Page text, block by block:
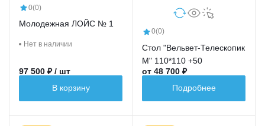
0(0)
Молодежная ЛОЙС № 1
Нет в наличии
97 500 ₽ / шт
В корзину
0(0)
Стол "Вельвет-Телескопик
М" 110*110 +50
от 48 700 ₽
Подробнее